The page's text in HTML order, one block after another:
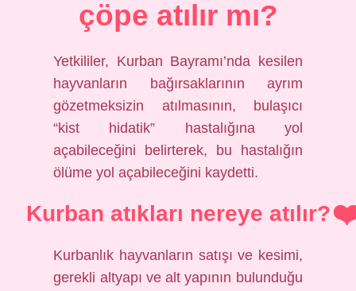
çöpe atılır mı?
Yetkililer, Kurban Bayramı’nda kesilen
hayvanların bağırsaklarının ayrım
gözetmeksizin atılmasının, bulaşıcı
“kist hidatik” hastalığına yol
açabileceğini belirterek, bu hastalığın
ölüme yol açabileceğini kaydetti.
Kurban atıkları nereye atılır?
Kurbanlık hayvanların satışı ve kesimi,
gerekli altyapı ve alt yapının bulunduğu